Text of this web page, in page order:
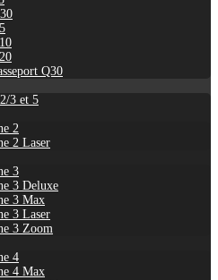
Q30
3 et 5
2
2 Laser
3
3 Deluxe
3 Max
3 Laser
3 Zoom
4
4 Max